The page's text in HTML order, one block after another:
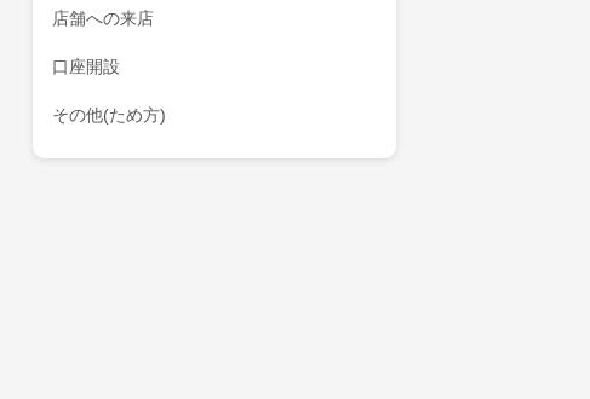
店舗への来店
口座開設
その他(ため方)